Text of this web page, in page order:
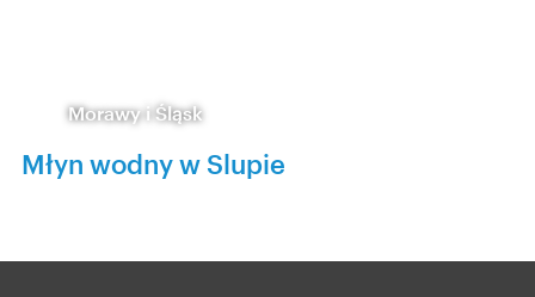
Morawy i Śląsk
Młyn wodny w Slupie